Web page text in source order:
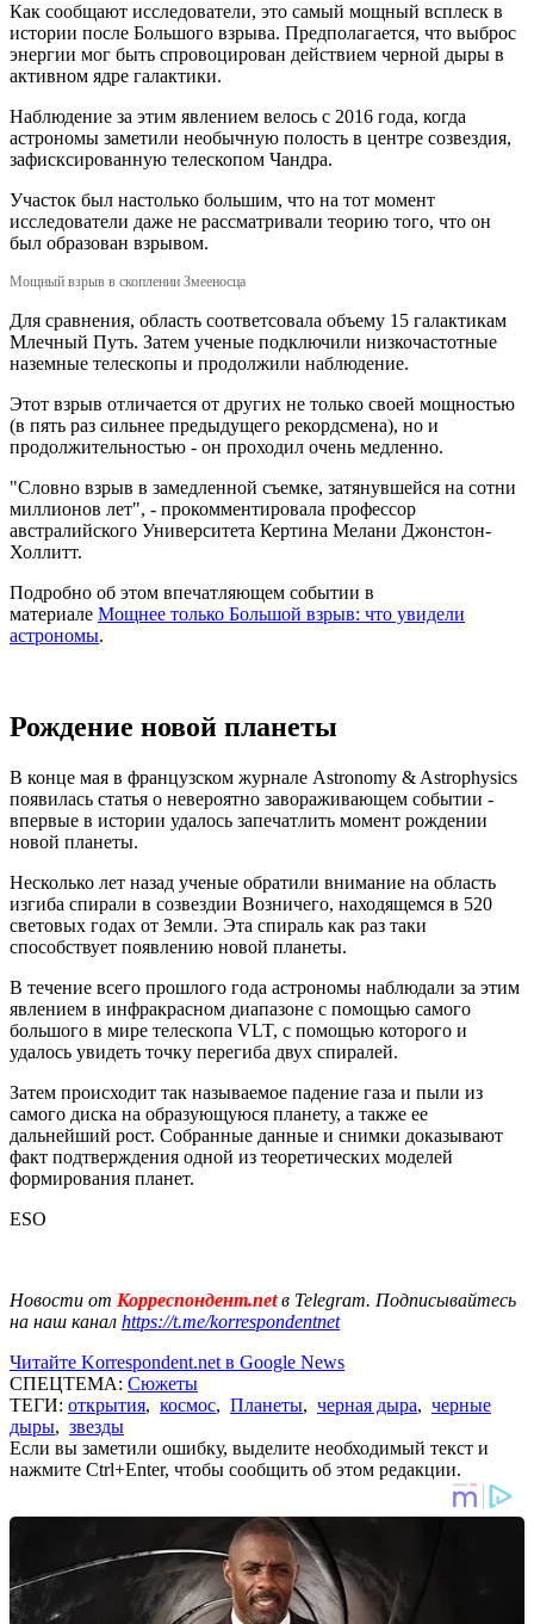
Как сообщают исследователи, это самый мощный всплеск в
истории после Большого взрыва. Предполагается, что выброс
энергии мог быть спровоцирован действием черной дыры в
активном ядре галактики.
Наблюдение за этим явлением велось с 2016 года, когда
астрономы заметили необычную полость в центре созвездия,
зафисксированную телескопом Чандра.
Участок был настолько большим, что на тот момент
исследователи даже не рассматривали теорию того, что он
был образован взрывом.
Мощный взрыв в скоплении Змееносца
Для сравнения, область соответсовала объему 15 галактикам
Млечный Путь. Затем ученые подключили низкочастотные
наземные телескопы и продолжили наблюдение.
Этот взрыв отличается от других не только своей мощностью
(в пять раз сильнее предыдущего рекордсмена), но и
продолжительностью - он проходил очень медленно.
"Словно взрыв в замедленной съемке, затянувшейся на сотни
миллионов лет", - прокомментировала профессор
австралийского Университета Кертина Мелани Джонстон-
Холлитт.
Подробно об этом впечатляющем событии в
материале Мощнее только Большой взрыв: что увидели
астрономы.
Рождение новой планеты
В конце мая в французском журнале Astronomy & Astrophysics
появилась статья о невероятно завораживающем событии -
впервые в истории удалось запечатлить момент рождении
новой планеты.
Несколько лет назад ученые обратили внимание на область
изгиба спирали в созвездии Возничего, находящемся в 520
световых годах от Земли. Эта спираль как раз таки
способствует появлению новой планеты.
В течение всего прошлого года астрономы наблюдали за этим
явлением в инфракрасном диапазоне с помощью самого
большого в мире телескопа VLT, с помощью которого и
удалось увидеть точку перегиба двух спиралей.
Затем происходит так называемое падение газа и пыли из
самого диска на образующуюся планету, а также ее
дальнейший рост. Собранные данные и снимки доказывают
факт подтверждения одной из теоретических моделей
формирования планет.
ESO
Новости от Корреспондент.netв Telegram. Подписывайтесь
на наш канал https://t.me/korrespondentnet
Читайте Korrespondent.net в Google News
СПЕЦТЕМА: Сюжеты
ТЕГИ: открытия, космос, Планеты, черная дыра, черные
дыры, звезды
Если вы заметили ошибку, выделите необходимый текст и
нажмите Ctrl+Enter, чтобы сообщить об этом редакции.